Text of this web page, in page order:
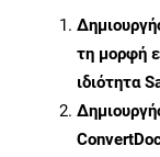
τη μορφή
ιδιότητα